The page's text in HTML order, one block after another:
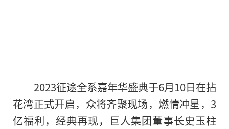
2023征途全系嘉年华盛典于6月10日在拈
花湾正式开启，众将齐聚现场，燃情冲星，3
亿福利，经典再现，巨人集团董事长史玉柱